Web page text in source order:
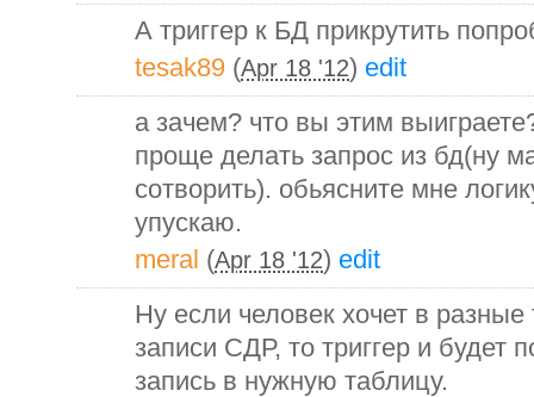
А триггер к БД прикрутить
tesak89 (Apr 18 '12) edit
а зачем? что вы этим
проще делать запрос из бд(ну
сотворить). обьясните мне
упускаю.
meral (Apr 18 '12) edit
Ну если человек хочет в
записи СДР, то триггер и будет
запись в нужную таблицу.